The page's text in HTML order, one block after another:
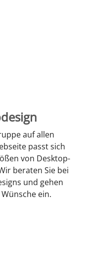
auf allen
passt sich
von Desktop-
beraten Sie bei
und gehen
ein.